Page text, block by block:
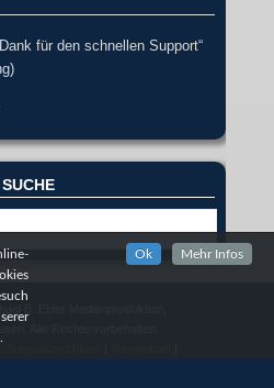
für den schnellen Support“
SUCHE
B. Ebler Medienproduktion,
Alle Rechte vorbehalten.
Ok Mehr Infos